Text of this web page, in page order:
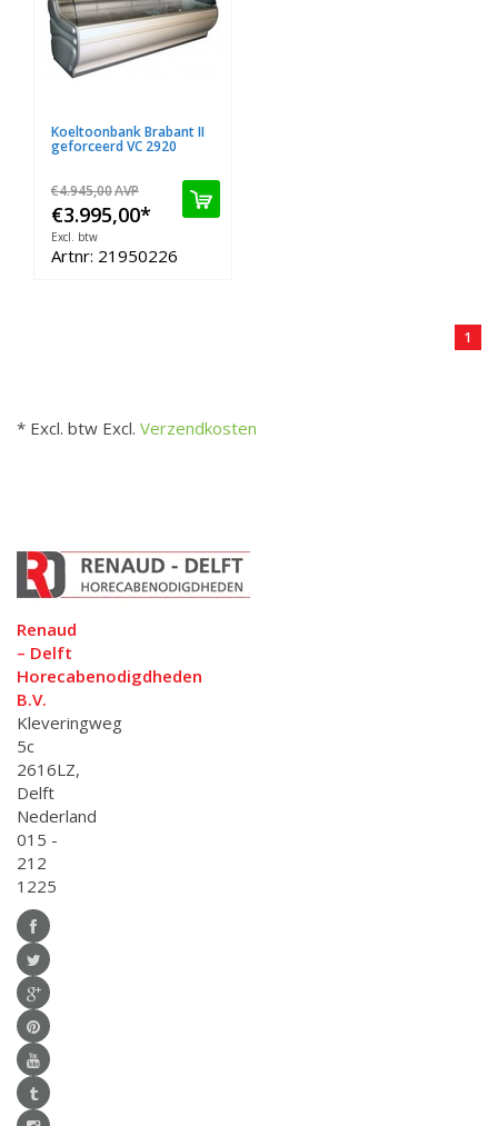
Koeltoonbank Brabant II
geforceerd VC 2920
€4.945,00AVP
€3.995,00*
Excl. btw
Artnr: 21950226
1
* Excl. btw Excl. Verzendkosten
Renaud
– Delft
Horecabenodigdheden
B.V.
Kleveringweg
5c
2616LZ,
Delft
Nederland
015 -
212
1225